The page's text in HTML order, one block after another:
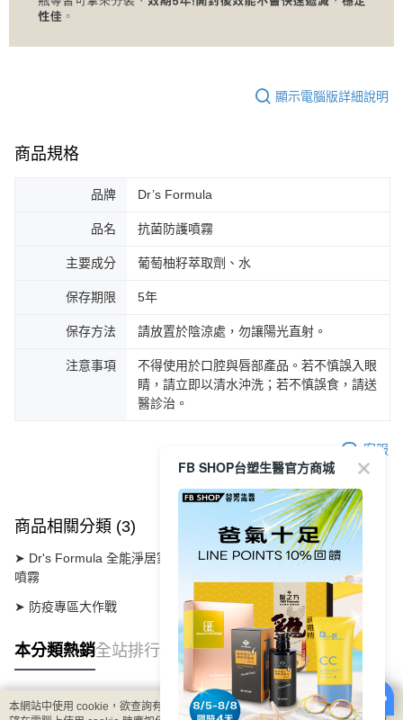
顯示電腦版詳細說明
商品規格
品牌 Dr’s Formula
品名 抗菌防護噴霧
主要成分 葡萄柚籽萃取劑、水
保存期限 5年
保存方法 請放置於陰涼處，勿讓陽光直射。
注意事項
不得使用於口腔與唇部產品。若不慎誤入眼
睛，請立即以清水沖洗；若不慎誤食，請送
醫診治。
客服
商品相關分類 (3) 查看全部
➤ Dr's Formula 全能淨居家防護 【家用噴霧系列】
抗菌防疫
噴霧
➤ 防疫專區大作戰
本分類熱銷全站排行
本網站中使用 cookie，欲查詢有關本網站使用 cookie 方式之詳情，及若您不希
FB SHOP台塑生醫官方商城